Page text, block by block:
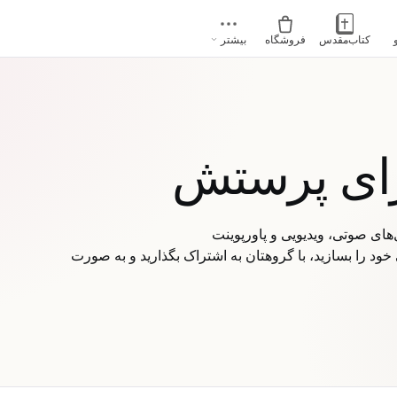
کتاب‌مقدس فروشگاه بیشتر
پرستش
را بسازید، با گروهتان به اشتراک بگذارید و به صورت